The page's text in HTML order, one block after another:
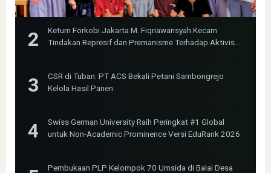
Ketum Forkobi Jakarta M. Fiqriawansyah Kecam
Tindakan Represif dan Premanisme Terhadap Aktivis
CSR di Tuban: PT ACS Bekali Petani Sambongrejo
Kelola Hasil Panen
Swiss German University Raih Peringkat #1 Global
untuk Non-Academic Prominence Versi EduRank 2026
Pembukaan PLP Kelompok 70 Umsida di Balai Desa